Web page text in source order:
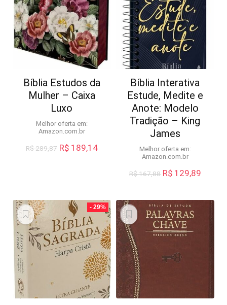
Bíblia Estudos da
Mulher – Caixa
Luxo
Melhor oferta em:
Amazon.com.br
R$289,87 O
R$189,14O
Bíblia Interativa
Estude, Medite e
Anote: Modelo
Tradição – King
James
Melhor oferta em:
Amazon.com.br
R$167,88 O
era:
R$ 167,88.
R$129,89O
é:
- 29%